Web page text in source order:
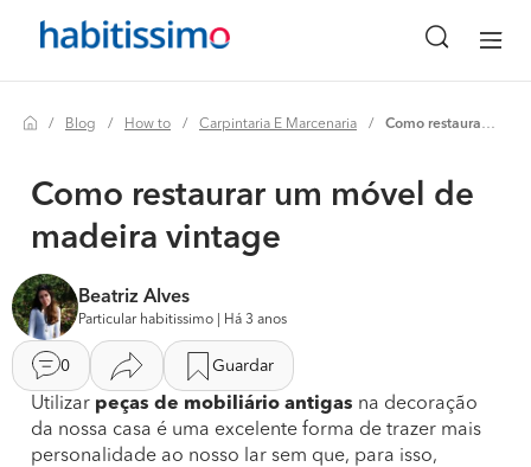
Blog How to Carpintaria E Marcenaria Como restaurar um móvel de madeira vintage
Como restaurar um móvel de
madeira vintage
Beatriz Alves
Particular habitissimo | Há 3 anos
0 Guardar
Utilizar peças de mobiliário antigas na decoração
da nossa casa é uma excelente forma de trazer mais
personalidade ao nosso lar sem que, para isso,